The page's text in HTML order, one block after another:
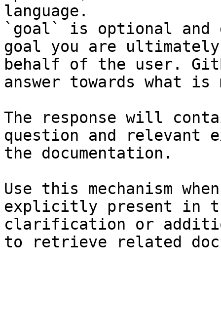
language.
`goal` is optional and
goal you are
behalf of the user.
answer towards what
The response will
question and relevant
the documentation.
Use this mechanism
explicitly present in
clarification or